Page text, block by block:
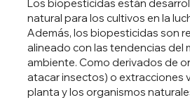
Los biopesticidas están
natural para los cultivos en la
Además, los biopesticidas son
alineado con las tendencias del
ambiente. Como derivados de
atacar insectos) o extracciones
planta y los organismos